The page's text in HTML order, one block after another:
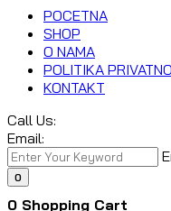
POCETNA
SHOP
O NAMA
POLITIKA
KONTAKT
Call Us:
Email:
0
0 Shopping Cart